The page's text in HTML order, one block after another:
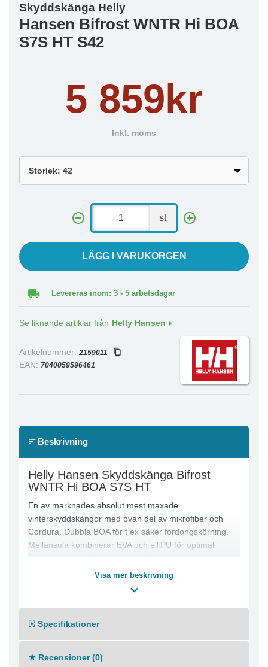
Skyddskänga Helly
Hansen Bifrost WNTR Hi BOA
S7S HT S42
5 859kr
Inkl. moms
st
LÄGG I VARUKORGEN
Levereras inom: 3 - 5 arbetsdagar
Se liknande artiklar från Helly Hansen
Artikelnummer: 2159011
EAN: 7040059596461
Beskrivning
Helly Hansen Skyddskänga Bifrost
WNTR Hi BOA S7S HT
En av marknades absolut mest maxade
vinterskyddskängor med ovan del av mikrofiber och
Cordura. Dubbla BOA för t ex säker fordongskörning.
Mellansula kombinerar EVA och eTPU för optimal
Helly Tech membran
Dri-Blaze-fodret kombinerar nylontrådar med en
HellyGrip Nitrilgummisula för bra fäste på alla typer av
Visa mer beskrivning
Specifikationer
Recensioner (0)